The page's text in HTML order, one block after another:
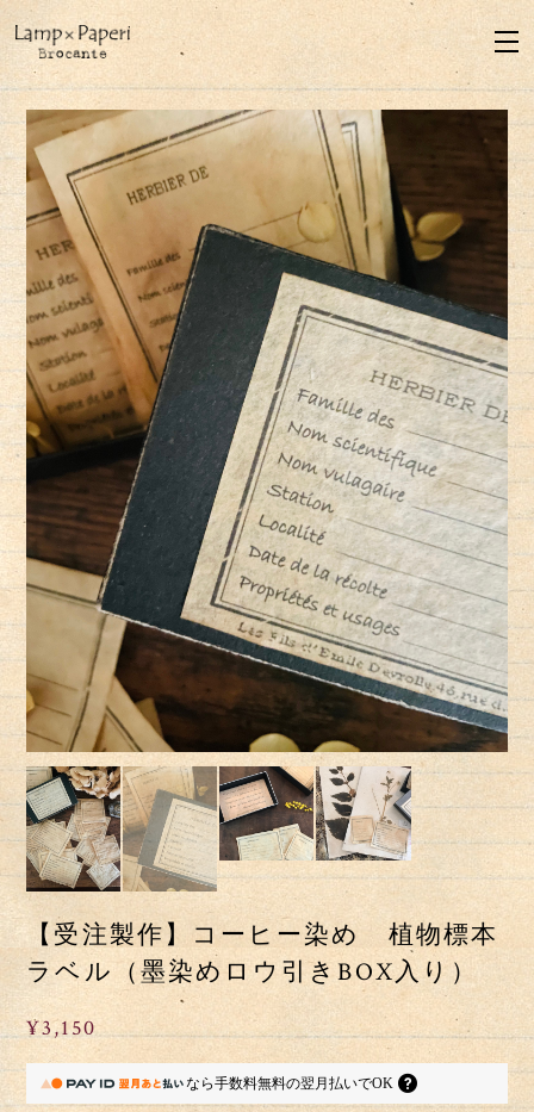
【受注製作】コーヒー染め 植物標本
ラベル（墨染めロウ引きBOX入り）
¥3,150
手数料無料の 翌月払いでOK
＊ご注文を受けてから製作いたします。発送までに１０日前後
のお時間をいただく場合がご座います。どうぞご了承くださ
い。
箱をリニューアルしました。よりますアンティーク感漂う 墨